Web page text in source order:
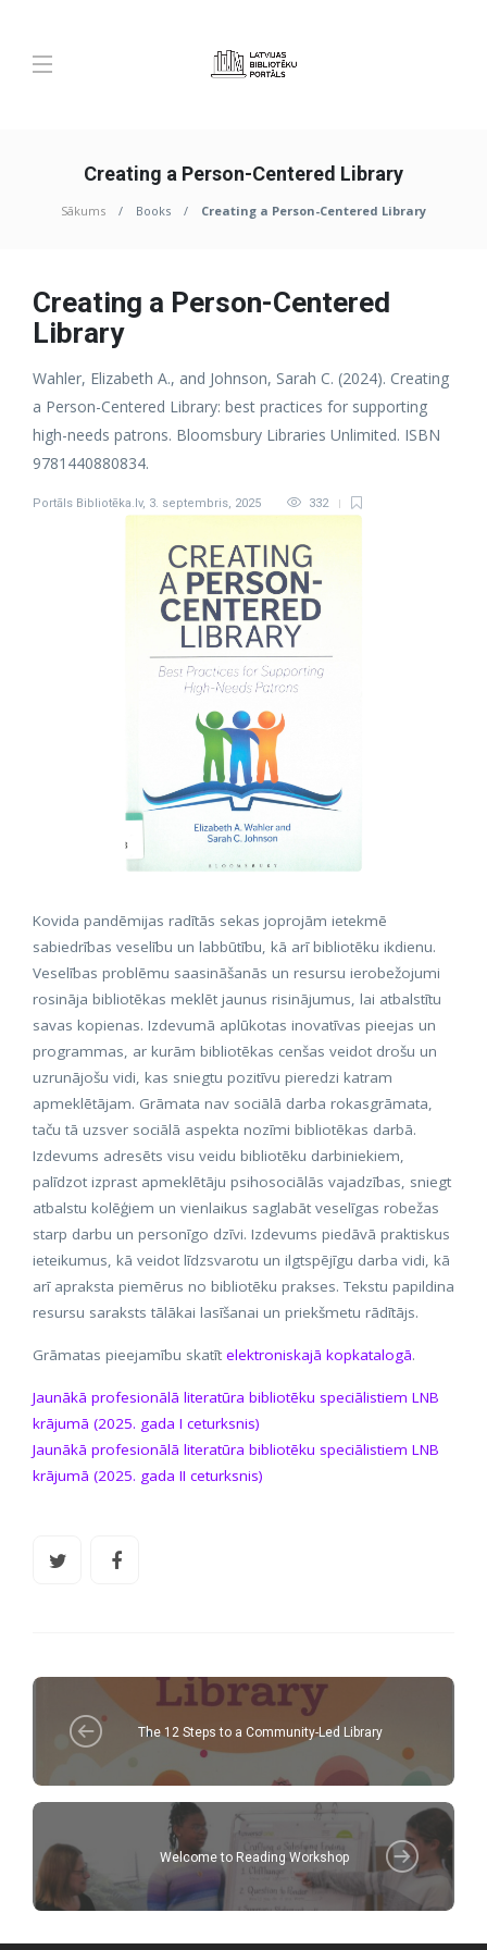
Creating a Person-Centered Library
Sākums Books Creating a Person-Centered Library
Creating a Person-Centered
Library
Wahler, Elizabeth A., and Johnson, Sarah C. (2024). Creating
a Person-Centered Library: best practices for supporting
high-needs patrons. Bloomsbury Libraries Unlimited. ISBN
9781440880834.
Portāls Bibliotēka.lv, 3. septembris, 2025 332
Kovida pandēmijas radītās sekas joprojām ietekmē
sabiedrības veselību un labbūtību, kā arī bibliotēku ikdienu.
Veselības problēmu saasināšanās un resursu ierobežojumi
rosināja bibliotēkas meklēt jaunus risinājumus, lai atbalstītu
savas kopienas. Izdevumā aplūkotas inovatīvas pieejas un
programmas, ar kurām bibliotēkas cenšas veidot drošu un
uzrunājošu vidi, kas sniegtu pozitīvu pieredzi katram
apmeklētājam. Grāmata nav sociālā darba rokasgrāmata,
taču tā uzsver sociālā aspekta nozīmi bibliotēkas darbā.
Izdevums adresēts visu veidu bibliotēku darbiniekiem,
palīdzot izprast apmeklētāju psihosociālās vajadzības, sniegt
atbalstu kolēģiem un vienlaikus saglabāt veselīgas robežas
starp darbu un personīgo dzīvi. Izdevums piedāvā praktiskus
ieteikumus, kā veidot līdzsvarotu un ilgtspējīgu darba vidi, kā
arī apraksta piemērus no bibliotēku prakses. Tekstu papildina
resursu saraksts tālākai lasīšanai un priekšmetu rādītājs.
Grāmatas pieejamību skatīt elektroniskajā kopkatalogā.
Jaunākā profesionālā literatūra bibliotēku speciālistiem LNB
krājumā (2025. gada I ceturksnis)
Jaunākā profesionālā literatūra bibliotēku speciālistiem LNB
krājumā (2025. gada II ceturksnis)
The 12 Steps to a Community-Led Library
Welcome to Reading Workshop